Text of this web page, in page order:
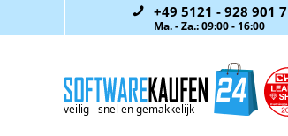
+49 5121 - 928 901 7
Ma. - Za.: 09:00 - 16:00